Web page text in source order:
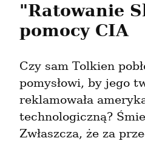
"Ratowanie
pomocy CIA
Czy sam Tolkien
pomysłowi, by jego
reklamowała
technologiczną?
Zwłaszcza, że za